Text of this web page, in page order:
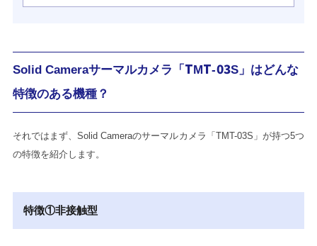
Solid Cameraサーマルカメラ「TMT-03S」 はどんな
特徴のある機種？
それではまず、Solid Cameraのサーマルカメラ「TMT-03S」が持つ5つ
の特徴を紹介します。
特徴①非接触型